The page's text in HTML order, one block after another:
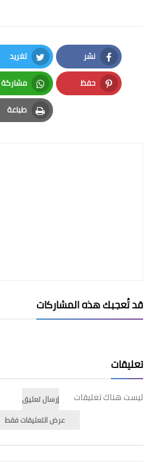
نشر
Facebook
تغريد
Twitter
حفظ
Pinterest
مشاركة
Whatsapp
طباعة
Print
قد تُعجبك هذه المشاركات
تعليقات
ليست هناك تعليقات
إرسال تعليق
عرض التعليقات فقط